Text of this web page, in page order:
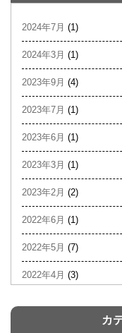
2024年7月 (1)
2024年3月 (1)
2023年9月 (4)
2023年7月 (1)
2023年6月 (1)
2023年3月 (1)
2023年2月 (2)
2022年6月 (1)
2022年5月 (7)
2022年4月 (3)
カ